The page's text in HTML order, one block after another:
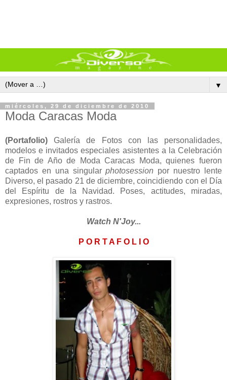
▼
miércoles, 29 de diciembre de 2010
Moda Caracas Moda
(Portafolio)Galería de Fotos con las personalidades,
modelos e invitados especiales asistentes a la Celebración
de Fin de Año de Moda Caracas Moda, quienes fueron
captados en una singularphotosession por nuestro lente
Diverso, el pasado 21 de diciembre, coincidiendo con el Día
del Espíritu de la Navidad. Poses, actitudes, miradas,
expresiones, rostros y rastros.
Watch N'Joy...
P O R T A F O L I O